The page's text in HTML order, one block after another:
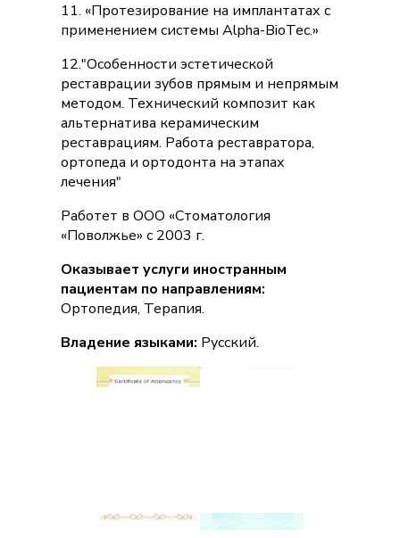
11. «Протезирование на имплантатах с
применением системы Alpha-BioTec.»
12."Особенности эстетической
реставрации зубов прямым и непрямым
методом. Технический композит как
альтернатива керамическим
реставрациям. Работа реставратора,
ортопеда и ортодонта на этапах
лечения"
Работет в ООО «Стоматология
«Поволжье» с 2003 г.
Оказывает услуги иностранным
пациентам по направлениям:
Ортопедия, Терапия.
Владение языками: Русский.